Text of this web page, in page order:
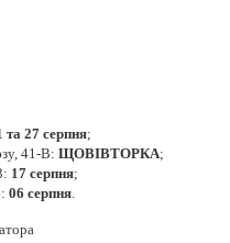
та 27 серпня;
41-В: ЩОВІВТОРКА;
17 серпня;
06 серпня.